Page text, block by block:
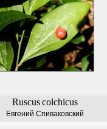
Ruscuscolchicus
Евгений Спиваковский